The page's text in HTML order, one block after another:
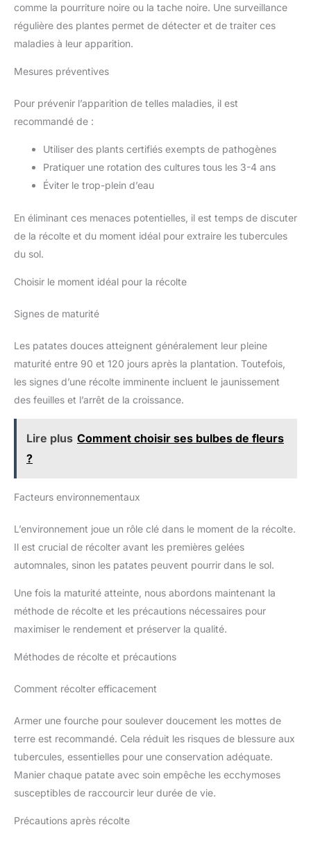
comme la pourriture noire ou la tache noire. Une surveillance
régulière des plantes permet de détecter et de traiter ces
maladies à leur apparition.
Mesures préventives
Pour prévenir l’apparition de telles maladies, il est
recommandé de :
Utiliser des plants certifiés exempts de pathogènes
Pratiquer une rotation des cultures tous les 3-4 ans
Éviter le trop-plein d’eau
En éliminant ces menaces potentielles, il est temps de discuter
de la récolte et du moment idéal pour extraire les tubercules
du sol.
Choisir le moment idéal pour la récolte
Signes de maturité
Les patates douces atteignent généralement leur pleine
maturité entre 90 et 120 jours après la plantation. Toutefois,
les signes d’une récolte imminente incluent le jaunissement
des feuilles et l’arrêt de la croissance.
Lire plus Comment choisir ses bulbes de fleurs
?
Facteurs environnementaux
L’environnement joue un rôle clé dans le moment de la récolte.
Il est crucial de récolter avant les premières gelées
automnales, sinon les patates peuvent pourrir dans le sol.
Une fois la maturité atteinte, nous abordons maintenant la
méthode de récolte et les précautions nécessaires pour
maximiser le rendement et préserver la qualité.
Méthodes de récolte et précautions
Comment récolter efficacement
Armer une fourche pour soulever doucement les mottes de
terre est recommandé. Cela réduit les risques de blessure aux
tubercules, essentielles pour une conservation adéquate.
Manier chaque patate avec soin empêche les ecchymoses
susceptibles de raccourcir leur durée de vie.
Précautions après récolte